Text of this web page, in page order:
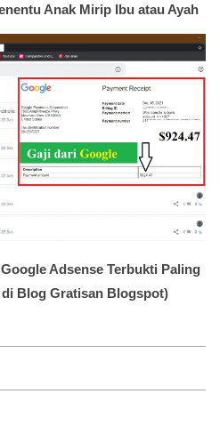
Anak Mirip Ibu atau Ayah
Adsense Terbukti Paling
Blog Gratisan Blogspot)